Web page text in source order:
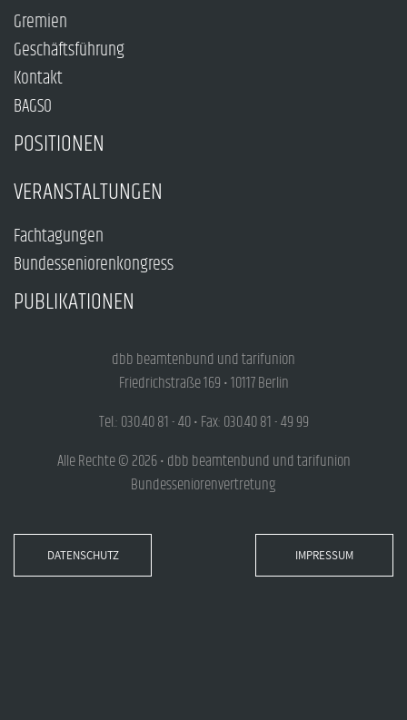
Gremien
Geschäftsführung
Kontakt
BAGSO
POSITIONEN
VERANSTALTUNGEN
Fachtagungen
Bundesseniorenkongress
PUBLIKATIONEN
dbb beamtenbund und tarifunion
Friedrichstraße 169 • 10117 Berlin
Tel.: 030.40 81 - 40 • Fax: 030.40 81 - 49 99
Alle Rechte © 2026 • dbb beamtenbund und tarifunion
Bundesseniorenvertretung
DATENSCHUTZ IMPRESSUM